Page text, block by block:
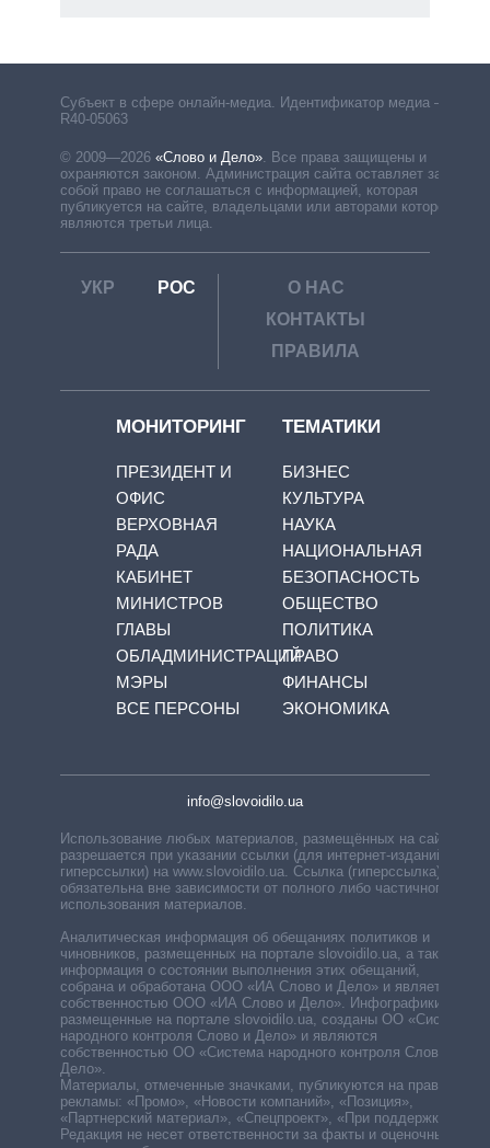
Субъект в сфере онлайн-медиа. Идентификатор медиа –
R40-05063
© 2009—2026 «Слово и Дело» Все права защищены и
охраняются законом. Администрация сайта оставляет за
собой право не соглашаться с информацией, которая
публикуется на сайте, владельцами или авторами которой
являются третьи лица.
УКР РОС
О НАС
КОНТАКТЫ
ПРАВИЛА
МОНИТОРИНГ
ПРЕЗИДЕНТ И
ОФИС
ВЕРХОВНАЯ
РАДА
КАБИНЕТ
МИНИСТРОВ
ГЛАВЫ
ОБЛАДМИНИСТРАЦИЙ
МЭРЫ
ВСЕ ПЕРСОНЫ
ТЕМАТИКИ
БИЗНЕС
КУЛЬТУРА
НАУКА
НАЦИОНАЛЬНАЯ
БЕЗОПАСНОСТЬ
ОБЩЕСТВО
ПОЛИТИКА
ПРАВО
ФИНАНСЫ
ЭКОНОМИКА
info@slovoidilo.ua
Использование любых материалов, размещённых на сайте,
разрешается при указании ссылки (для интернет-изданий —
гиперссылки) на www.slovoidilo.ua. Ссылка (гиперссылка)
обязательна вне зависимости от полного либо частичного
использования материалов.
Аналитическая информация об обещаниях политиков и
чиновников, размещенных на портале slovoidilo.ua, а также
информация о состоянии выполнения этих обещаний,
собрана и обработана ООО «ИА Слово и Дело» и является
собственностью ООО «ИА Слово и Дело». Инфографики,
размещенные на портале slovoidilo.ua, созданы ОО «Система
народного контроля Слово и Дело» и являются
собственностью ОО «Система народного контроля Слово и
Дело».
Материалы, отмеченные значками, публикуются на правах
рекламы: «Промо», «Новости компаний», «Позиция»,
«Партнерский материал», «Спецпроект», «При поддержке».
Редакция не несет ответственности за факты и оценочные